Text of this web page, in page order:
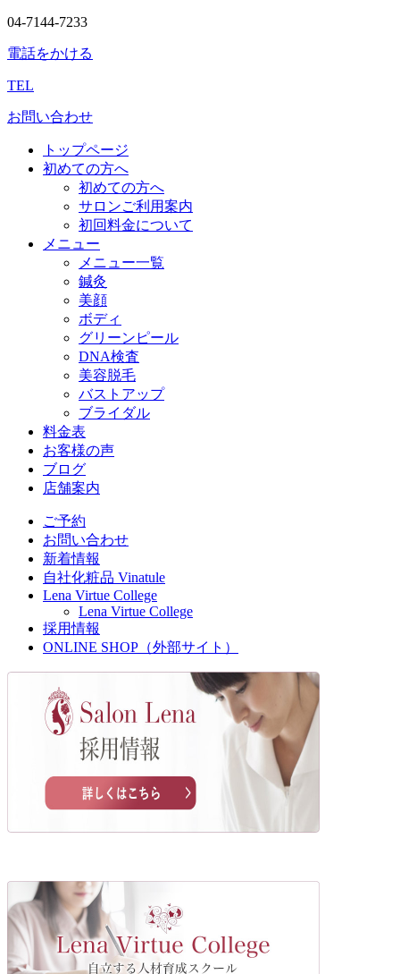
04-7144-7233
電話をかける
TEL
お問い合わせ
トップページ
初めての方へ
初めての方へ
サロンご利用案内
初回料金について
メニュー
メニュー一覧
鍼灸
美顔
ボディ
グリーンピール
DNA検査
美容脱毛
バストアップ
ブライダル
料金表
お客様の声
ブログ
店舗案内
ご予約
お問い合わせ
新着情報
自社化粧品 Vinatule
Lena Virtue College
Lena Virtue College
採用情報
ONLINE SHOP（外部サイト）